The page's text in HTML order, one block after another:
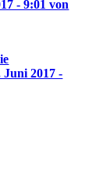
- 9:01 von
Juni 2017 -